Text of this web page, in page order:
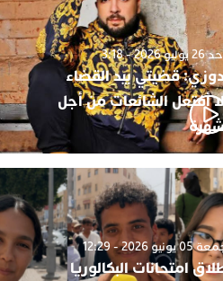
سكنية مشبوهة تهدد هيبة القانون وأمن
التعمير
2026 - 3:18
قضيتي بيد القضاء
أفتعل الشائعات من أجل
يونيو 2026 - 12:29
امتحانات البكالوريا